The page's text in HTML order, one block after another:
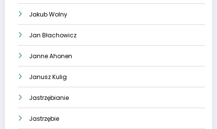
Jakub Wolny
Jan Błachowicz
Janne Ahonen
Janusz Kulig
Jastrzębianie
Jastrzębie